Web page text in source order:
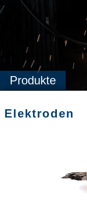
Produkte
Elektroden